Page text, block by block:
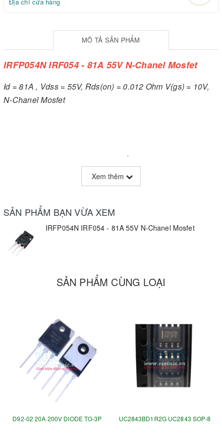
Địa chỉ cửa hàng
MÔ TẢ SẢN PHẨM
IRFP054N IRF054 - 81A 55V N-Chanel Mosfet
Id = 81A , Vdss = 55V, Rds(on) = 0.012 Ohm V(gs) = 10V,
N-Chanel Mosfet
Xem thêm
SẢN PHẨM BẠN VỪA XEM
IRFP054N IRF054 - 81A 55V N-Chanel Mosfet
SẢN PHẨM CÙNG LOẠI
D92-02 20A 200V DIODE TO-3P UC2843BD1R2G UC2843 SOP-8